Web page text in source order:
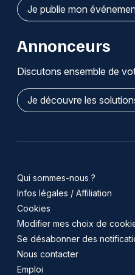
Je publie mon
Annonceurs
Discutons ensemble de
Je découvre les
Qui sommes-nous ?
Infos légales / Affiliation
Cookies
Modifier mes choix de
Se désabonner des
Nous contacter
Emploi